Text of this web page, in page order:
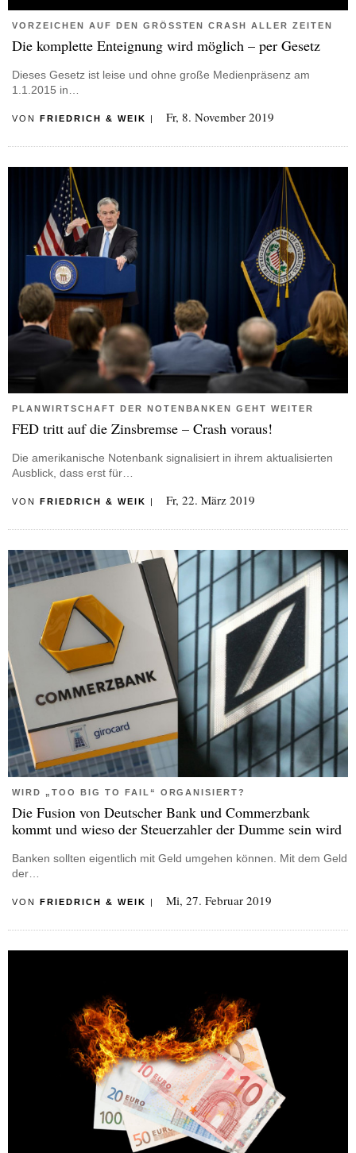
VORZEICHEN AUF DEN GRÖSSTEN CRASH ALLER ZEITEN
Die komplette Enteignung wird möglich – per Gesetz
Dieses Gesetz ist leise und ohne große Medienpräsenz am
1.1.2015 in…
VON FRIEDRICH & WEIK | Fr, 8. November 2019
PLANWIRTSCHAFT DER NOTENBANKEN GEHT WEITER
FED tritt auf die Zinsbremse – Crash voraus!
Die amerikanische Notenbank signalisiert in ihrem aktualisierten
Ausblick, dass erst für…
VON FRIEDRICH & WEIK Fr, 22. März 2019
WIRD „TOO BIG TO FAIL“ ORGANISIERT?
Die Fusion von Deutscher Bank und Commerzbank
kommt und wieso der Steuerzahler der Dumme sein wird
Banken sollten eigentlich mit Geld umgehen können. Mit dem Geld
der…
VON FRIEDRICH & WEIK | Mi, 27. Februar 2019